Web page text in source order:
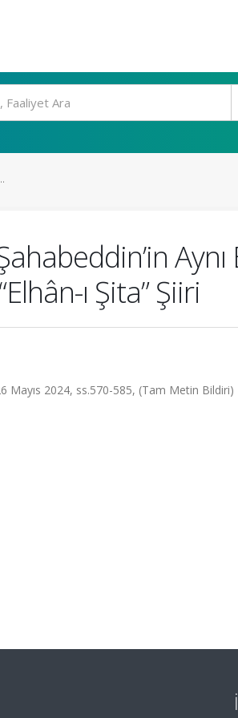
Aynı
ı Şita” Şiiri
Mayıs 2024, ss.570-585, (Tam Metin Bildiri)